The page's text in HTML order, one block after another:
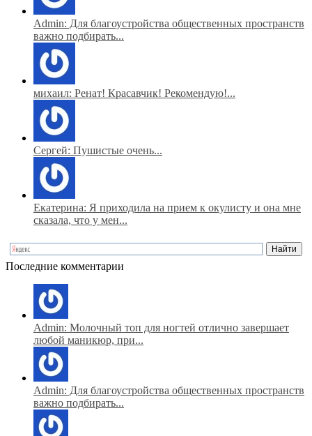
Admin: Для благоустройства общественных пространств
важно подбирать...
михаил: Ренат! Красавчик! Рекомендую!...
Сергей: Пушистые очень...
Екатерина: Я приходила на прием к окулисту и она мне
сказала, что у мен...
Последние комментарии
Admin: Молочный топ для ногтей отлично завершает
любой маникюр, при...
Admin: Для благоустройства общественных пространств
важно подбирать...